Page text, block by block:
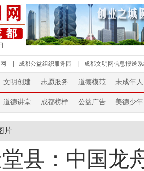
成都公益组织服务园 成都文明网信息报送
文明创建 志愿服务 道德模范 未成年人
道德讲堂 成都榜样 公益广告 美德少年
片
县：中国龙